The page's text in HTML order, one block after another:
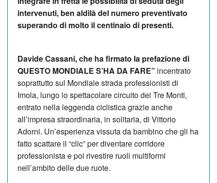
intervenuti, ben aldilà del numero preventivato
superando di molto il centinaio di presenti.
Davide Cassani, che ha firmato la prefazione di
QUESTO MONDIALE S’HA DA FARE” incentrato
soprattutto sul Mondiale strada professionisti di
Imola, lungo lo spettacolare circuito dei Tre Monti,
entrato nella leggenda ciclistica grazie anche
all’impresa straordinaria, in solitaria, di Vittorio
Adorni. Un’esperienza vissuta da bambino che gli ha
fatto scattare il “clic” per diventare corridore
professionista e poi rivestire ruoli multiformi
nell’ambito delle due ruote.